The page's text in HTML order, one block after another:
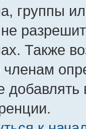
группы
Также
членам